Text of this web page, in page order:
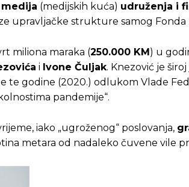
(medijskih kuća) udruženja i
upravljačke strukture samog Fonda
miliona maraka (250.000 KM ) u
i Ivone Čuljak. Knezović je
te godine (2020.) odlukom Vlade
pandemije“.
iako „ugroženog“ poslovanja,
metara od nadaleko čuvene vile